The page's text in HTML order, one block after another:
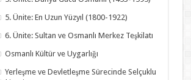
5. Ünite: En Uzun Yüzyıl (1800-1922)
6. Ünite: Sultan ve Osmanlı Merkez Teşkilatı
Osmanlı Kültür ve Uygarlığı
Yerleşme ve Devletleşme Sürecinde Selçuklu